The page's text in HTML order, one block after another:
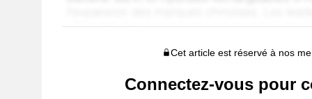
Cet article est réservé à nos
Connectez-vous pour